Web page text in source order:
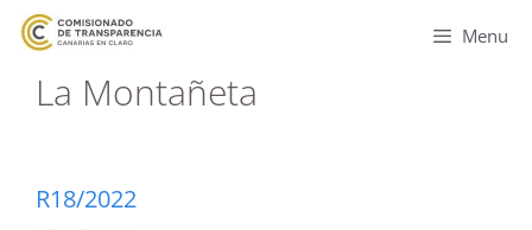
Menu
La Montañeta
R18/2022